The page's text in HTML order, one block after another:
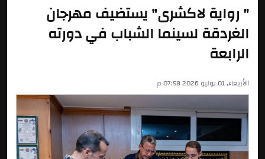
" رواية لاكشرى" يستضيف مهرجان
الغردقة لسينما الشباب في دورته
الرابعة
الأربعاء, 01 يوليو 2026 07:58 م